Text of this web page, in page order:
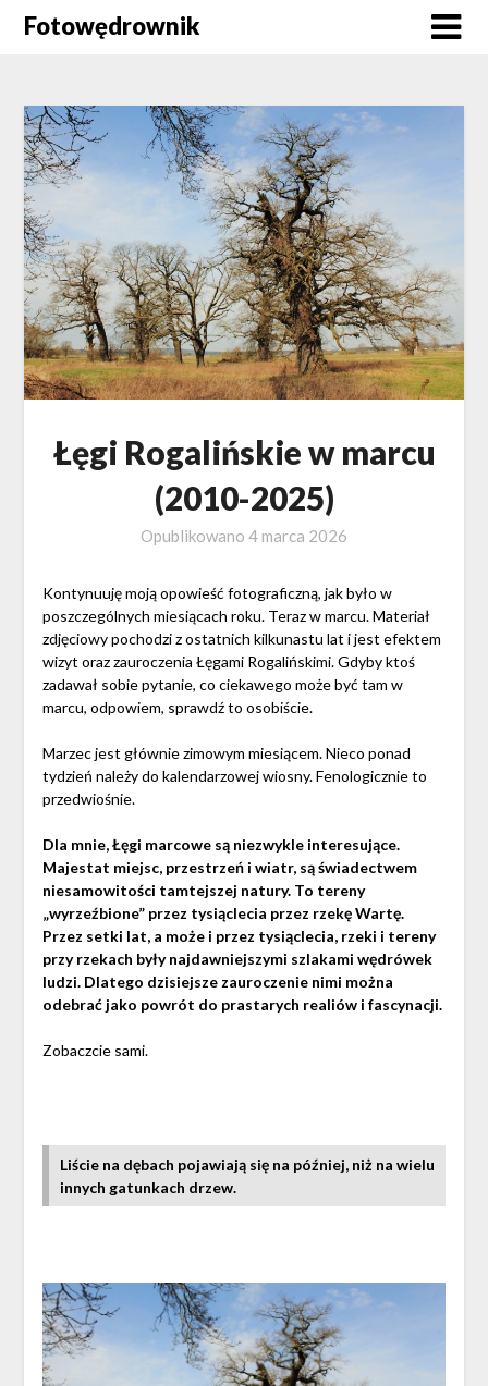
SkipFotowędrownik
Łęgi Rogalińskie w marcu
(2010-2025)
Opublikowano 4 marca 2026
Kontynuuję moją opowieść fotograficzną, jak było w
poszczególnych miesiącach roku. Teraz w marcu. Materiał
zdjęciowy pochodzi z ostatnich kilkunastu lat i jest efektem
wizyt oraz zauroczenia Łęgami Rogalińskimi. Gdyby ktoś
zadawał sobie pytanie, co ciekawego może być tam w
marcu, odpowiem, sprawdź to osobiście.
Marzec jest głównie zimowym miesiącem. Nieco ponad
tydzień należy do kalendarzowej wiosny. Fenologicznie to
przedwiośnie.
Dla mnie, Łęgi marcowe są niezwykle interesujące.
Majestat miejsc, przestrzeń i wiatr, są świadectwem
niesamowitości tamtejszej natury. To tereny
„wyrzeźbione” przez tysiąclecia przez rzekę Wartę.
Przez setki lat, a może i przez tysiąclecia, rzeki i tereny
przy rzekach były najdawniejszymi szlakami wędrówek
ludzi. Dlatego dzisiejsze zauroczenie nimi można
odebrać jako powrót do prastarych realiów i fascynacji.
Zobaczcie sami.
Liście na dębach pojawiają się na później, niż na wielu
innych gatunkach drzew.